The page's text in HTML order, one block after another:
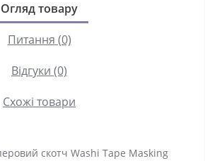
Огляд товару
Питання (0)
Відгуки (0)
Схожі товари
скотч Washi Tape Masking